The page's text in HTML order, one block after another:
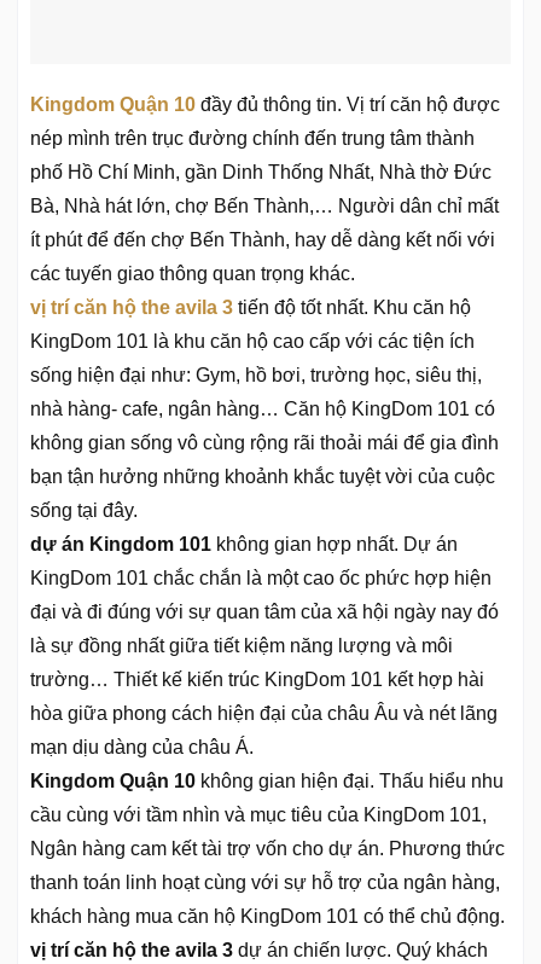
Kingdom Quận 10 đầy đủ thông tin. Vị trí căn hộ được
nép mình trên trục đường chính đến trung tâm thành
phố Hồ Chí Minh, gần Dinh Thống Nhất, Nhà thờ Đức
Bà, Nhà hát lớn, chợ Bến Thành,… Người dân chỉ mất
ít phút để đến chợ Bến Thành, hay dễ dàng kết nối với
các tuyến giao thông quan trọng khác.
vị trí căn hộ the avila 3 tiến độ tốt nhất. Khu căn hộ
KingDom 101 là khu căn hộ cao cấp với các tiện ích
sống hiện đại như: Gym, hồ bơi, trường học, siêu thị,
nhà hàng- cafe, ngân hàng… Căn hộ KingDom 101 có
không gian sống vô cùng rộng rãi thoải mái để gia đình
bạn tận hưởng những khoảnh khắc tuyệt vời của cuộc
sống tại đây.
dự án Kingdom 101 không gian hợp nhất. Dự án
KingDom 101 chắc chắn là một cao ốc phức hợp hiện
đại và đi đúng với sự quan tâm của xã hội ngày nay đó
là sự đồng nhất giữa tiết kiệm năng lượng và môi
trường… Thiết kế kiến trúc KingDom 101 kết hợp hài
hòa giữa phong cách hiện đại của châu Âu và nét lãng
mạn dịu dàng của châu Á.
Kingdom Quận 10 không gian hiện đại. Thấu hiểu nhu
cầu cùng với tầm nhìn và mục tiêu của KingDom 101,
Ngân hàng cam kết tài trợ vốn cho dự án. Phương thức
thanh toán linh hoạt cùng với sự hỗ trợ của ngân hàng,
khách hàng mua căn hộ KingDom 101 có thể chủ động.
vị trí căn hộ the avila 3 dự án chiến lược. Quý khách